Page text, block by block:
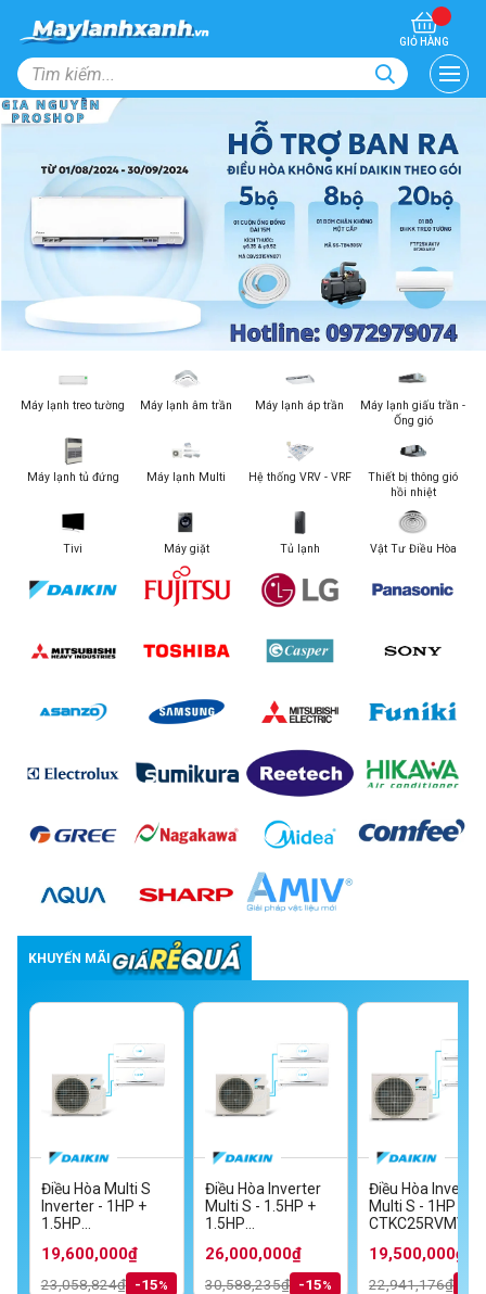
GIỎ HÀNG
Máy lạnh treo tường Máy lạnh âm trần Máy lạnh áp trần
Máy lạnh giấu trần -
Ống gió
Máy lạnh tủ đứng Máy lạnh Multi Hệ thống VRV - VRF
Thiết bị thông gió
hồi nhiệt
Tivi Máy giặt Tủ lạnh Vật Tư Điều Hòa
KHUYẾN MÃI
Điều Hòa Multi S
Inverter - 1HP +
1.5HP
19,600,000₫
23,058,824₫ -15
Điều Hòa Inverter
Multi S - 1.5HP +
1.5HP
26,000,000₫
30,588,235₫ -15
Điều Hòa Inverter
Multi S - 1HP +
19,500,000₫
22,941,176₫